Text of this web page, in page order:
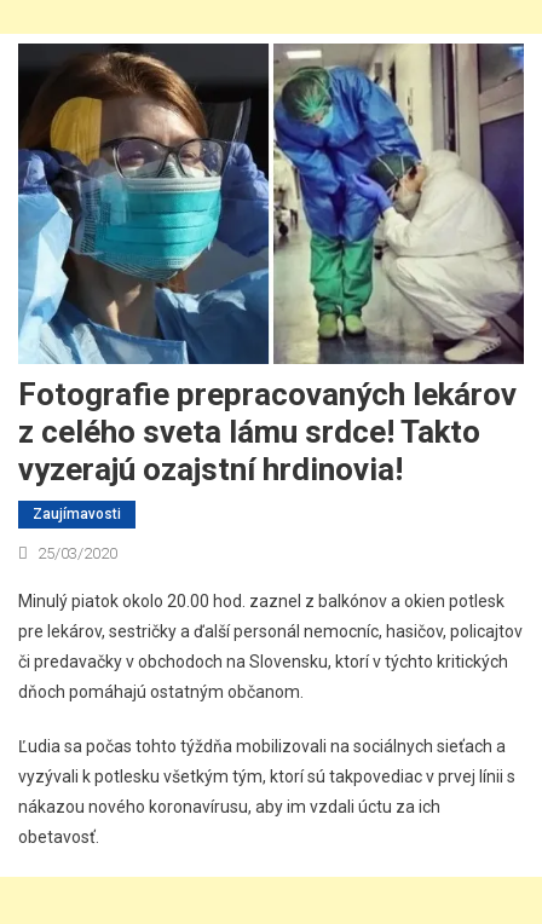
Fotografie prepracovaných lekárov
z celého sveta lámu srdce! Takto
vyzerajú ozajstní hrdinovia!
Zaujímavosti
25/03/2020
Minulý piatok okolo 20.00 hod. zaznel z balkónov a okien potlesk
pre lekárov, sestričky a ďalší personál nemocníc, hasičov, policajtov
či predavačky v obchodoch na Slovensku, ktorí v týchto kritických
dňoch pomáhajú ostatným občanom.
Ľudia sa počas tohto týždňa mobilizovali na sociálnych sieťach a
vyzývali k potlesku všetkým tým, ktorí sú takpovediac v prvej línii s
nákazou nového koronavírusu, aby im vzdali úctu za ich
obetavosť.